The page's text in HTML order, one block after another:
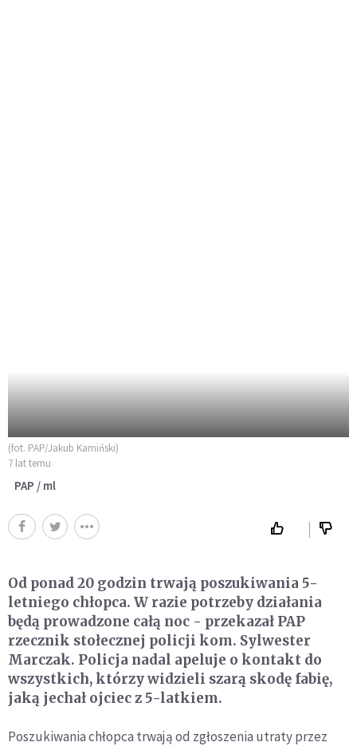
(fot. PAP/Jakub Kamiński)
7 lat temu
PAP / ml
Od ponad 20 godzin trwają poszukiwania 5-
letniego chłopca. W razie potrzeby działania
będą prowadzone całą noc - przekazał PAP
rzecznik stołecznej policji kom. Sylwester
Marczak. Policja nadal apeluje o kontakt do
wszystkich, którzy widzieli szarą skodę fabię,
jaką jechał ojciec z 5-latkiem.
Poszukiwania chłopca trwają od zgłoszenia utraty przez